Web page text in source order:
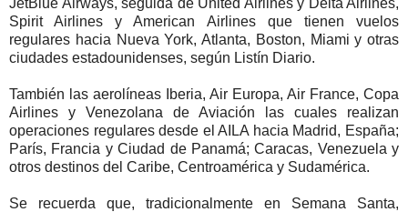
Spirit Airlines y American Airlines que tienen vuelos
regulares hacia Nueva York, Atlanta, Boston, Miami y otras
ciudades estadounidenses, según Listín Diario.
También las aerolíneas Iberia, Air Europa, Air France, Copa
Airlines y Venezolana de Aviación las cuales realizan
operaciones regulares desde el AILA hacia Madrid, España;
París, Francia y Ciudad de Panamá; Caracas, Venezuela y
otros destinos del Caribe, Centroamérica y Sudamérica.
Se recuerda que, tradicionalmente en Semana Santa,